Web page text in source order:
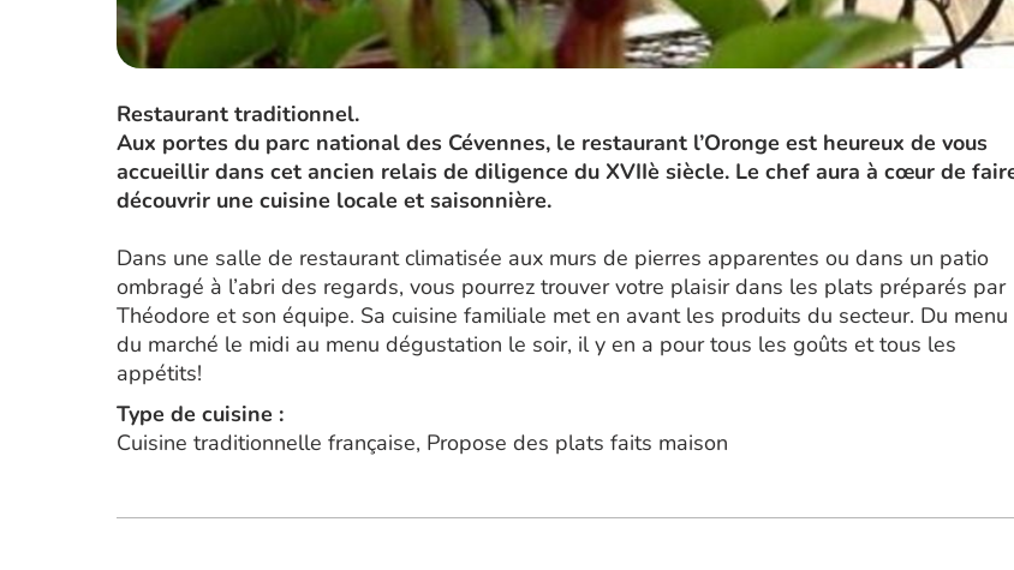
Restaurant traditionnel.
Aux portes du parc national des Cévennes, le restaurant l’Oronge est heureux de vous
accueillir dans cet ancien relais de diligence du XVIIè siècle. Le chef aura à cœur de
découvrir une cuisine locale et saisonnière.
Dans une salle de restaurant climatisée aux murs de pierres apparentes ou dans un patio
ombragé à l’abri des regards, vous pourrez trouver votre plaisir dans les plats préparés par
Théodore et son équipe. Sa cuisine familiale met en avant les produits du secteur. Du menu
du marché le midi au menu dégustation le soir, il y en a pour tous les goûts et tous les
appétits!
Type de cuisine :
Cuisine traditionnelle française, Propose des plats faits maison